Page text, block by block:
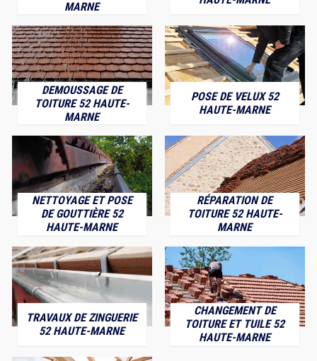
MARNE
DEMOUSSAGE DE
TOITURE 52 HAUTE-
MARNE
POSE DE VELUX 52
HAUTE-MARNE
NETTOYAGE ET POSE
DE GOUTTIÈRE 52
HAUTE-MARNE
RÉPARATION DE
TOITURE 52 HAUTE-
MARNE
TRAVAUX DE ZINGUERIE
52 HAUTE-MARNE
CHANGEMENT DE
TOITURE ET TUILE 52
HAUTE-MARNE